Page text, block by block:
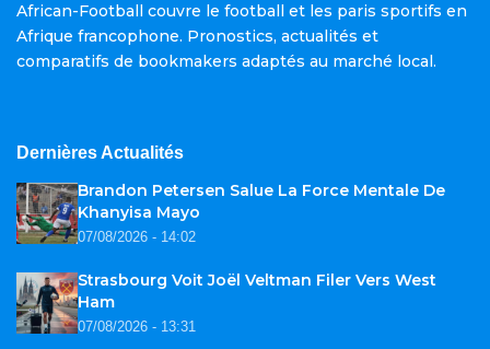
African-Football couvre le football et les paris sportifs en
Afrique francophone. Pronostics, actualités et
comparatifs de bookmakers adaptés au marché local.
Dernières Actualités
Brandon Petersen Salue La Force Mentale De
Khanyisa Mayo
07/08/2026 - 14:02
Strasbourg Voit Joël Veltman Filer Vers West
Ham
07/08/2026 - 13:31